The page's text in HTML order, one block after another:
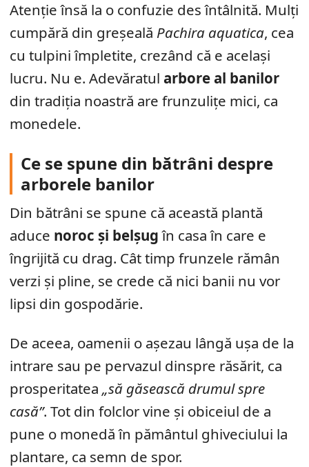
Atenție însă la o confuzie des întâlnită. Mulți
cumpără din greșeală Pachira aquatica, cea
cu tulpini împletite, crezând că e același
lucru. Nu e. Adevăratul arbore al banilor
din tradiția noastră are frunzulițe mici, ca
monedele.
Ce se spune din bătrâni despre
arborele banilor
Din bătrâni se spune că această plantă
aduce noroc și belșugîn casa în care e
îngrijită cu drag. Cât timp frunzele rămân
verzi și pline, se crede că nici banii nu vor
lipsi din gospodărie.
De aceea, oamenii o așezau lângă ușa de la
intrare sau pe pervazul dinspre răsărit, ca
prosperitatea „să găsească drumul spre
casă”. Tot din folclor vine și obiceiul de a
pune o monedă în pământul ghiveciului la
plantare, ca semn de spor.